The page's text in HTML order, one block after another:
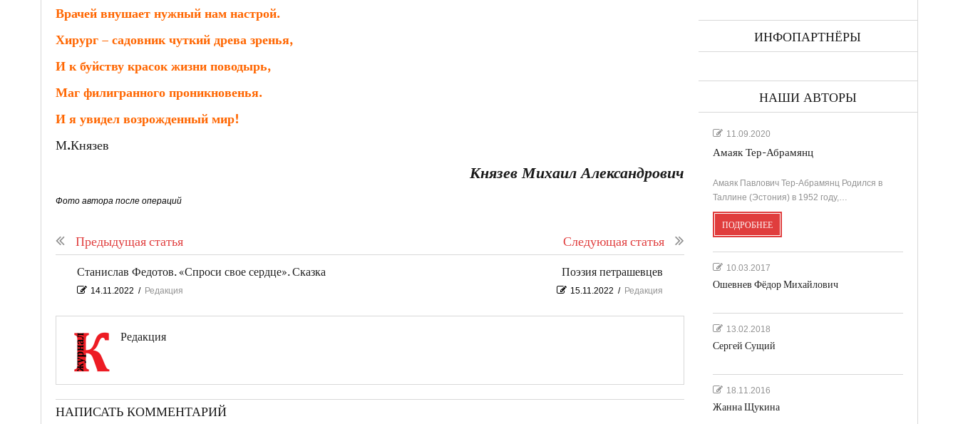
Врачей внушает нужный нам настрой.
Хирург – садовник чуткий древа зренья,
И к буйству красок жизни поводырь,
Маг филигранного проникновенья.
И я увидел возрожденный мир!
М.Князев
Князев Михаил Александрович
Фото автора после операций
Предыдущая статья Следующая статья
Станислав Федотов. «Спроси свое сердце». Сказка
14.11.2022 / Редакция
Поэзия петрашевцев
15.11.2022 / Редакция
Редакция
НАПИСАТЬ КОММЕНТАРИЙ
ИНФОПАРТНЁРЫ
НАШИ АВТОРЫ
11.09.2020
Амаяк Тер-Абрамянц
Амаяк Павлович Тер-Абрамянц Родился в
Таллине (Эстония) в 1952 году,…
ПОДРОБНЕЕ
10.03.2017
Ошевнев Фёдор Михайлович
13.02.2018
Сергей Сущий
18.11.2016
Жанна Щукина